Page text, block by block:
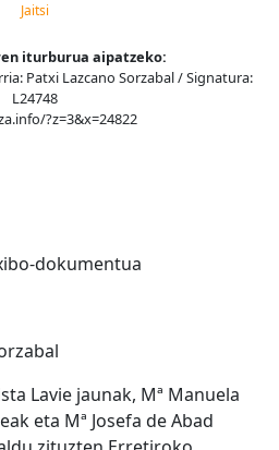
Jaitsi
iturburua aipatzeko:
Patxi Lazcano Sorzabal / Signatura:
L24748
?z=3&x=24822
dokumentua
Lavie jaunak, Mª Manuela
eta Mª Josefa de Abad